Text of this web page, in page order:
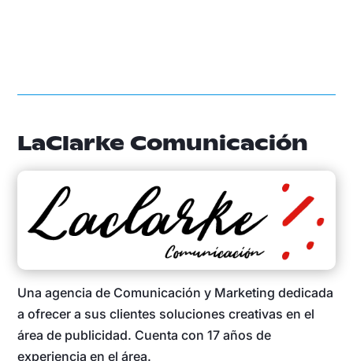
LaClarke Comunicación
Una agencia de Comunicación y Marketing dedicada
a ofrecer a sus clientes soluciones creativas en el
área de publicidad. Cuenta con 17 años de
experiencia en el área.